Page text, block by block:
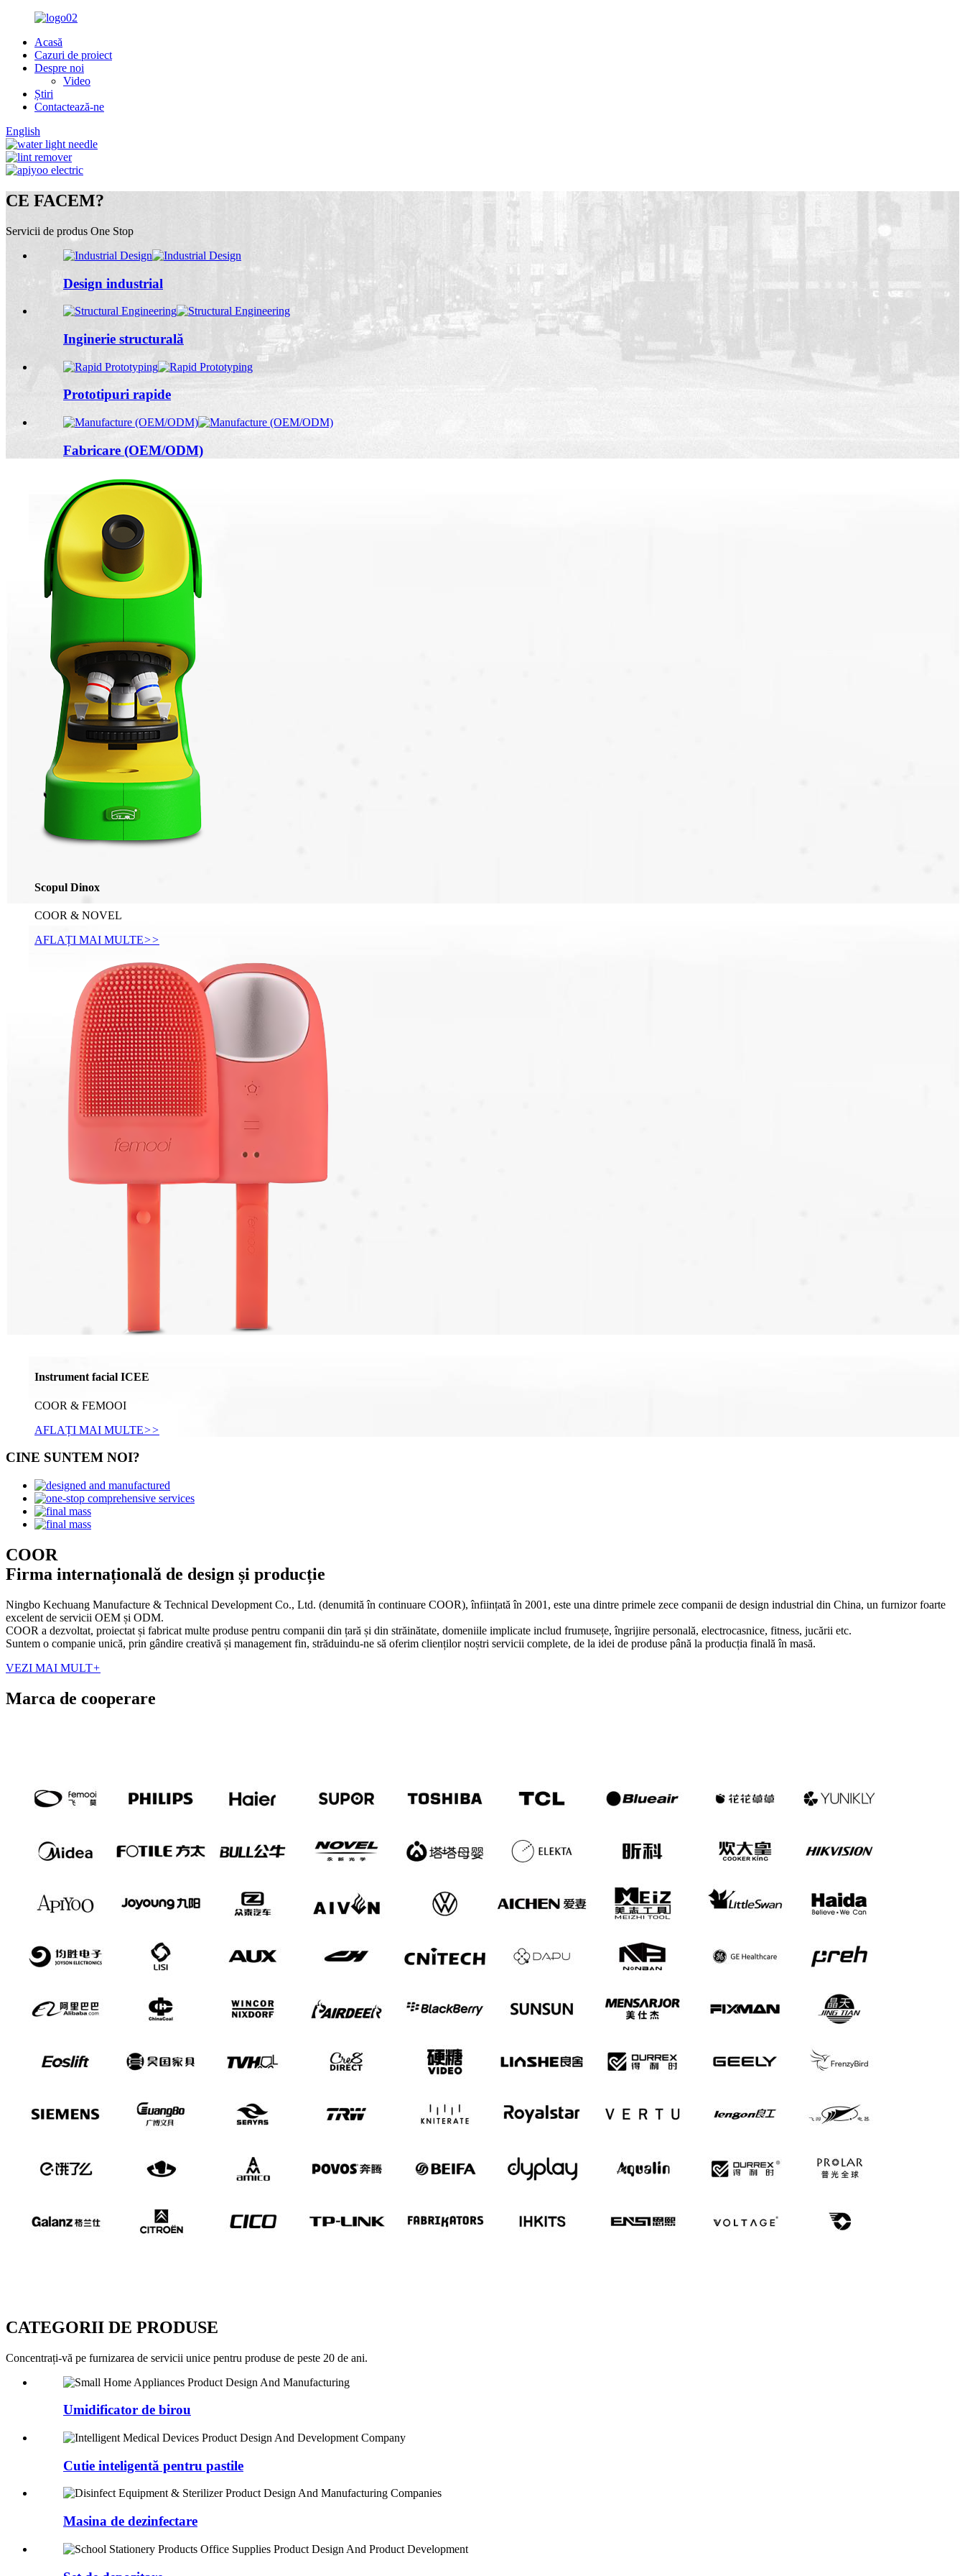
Acasă
Cazuri de proiect
Despre noi
Video
Știri
Contactează-ne
English
CE FACEM?
Servicii de produs One Stop
Design industrial
Inginerie structurală
Prototipuri rapide
Fabricare (OEM/ODM)
Scopul Dinox
COOR & NOVEL
AFLAȚI MAI MULTE>>
Instrument facial ICEE
COOR & FEMOOI
AFLAȚI MAI MULTE>>
CINE SUNTEM NOI?
COOR
Firma internațională de design și producție
Ningbo Kechuang Manufacture & Technical Development Co., Ltd. (denumită în continuare COOR), înființată în 2001, este una dintre primele zece companii de design industrial din China, un furnizor foarte
excelent de servicii OEM și ODM.
COOR a dezvoltat, proiectat și fabricat multe produse pentru companii din țară și din străinătate, domeniile implicate includ frumusețe, îngrijire personală, electrocasnice, fitness, jucării etc.
Suntem o companie unică, prin gândire creativă și management fin, străduindu-ne să oferim clienților noștri servicii complete, de la idei de produse până la producția finală în masă.
VEZI MAI MULT+
Marca de cooperare
CATEGORII DE PRODUSE
Concentrați-vă pe furnizarea de servicii unice pentru produse de peste 20 de ani.
Umidificator de birou
Cutie inteligentă pentru pastile
Masina de dezinfectare